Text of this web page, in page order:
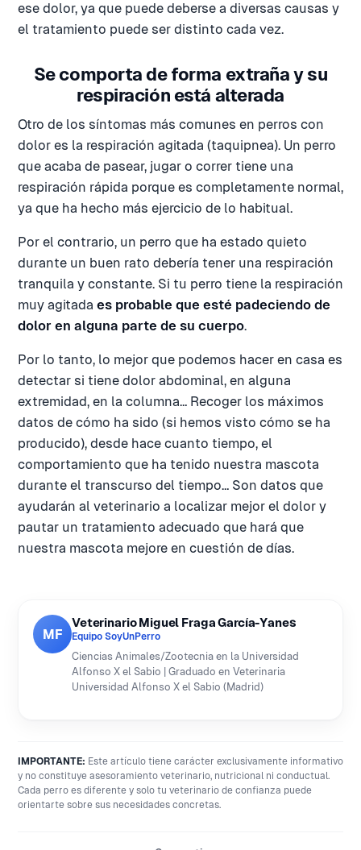
ese dolor, ya que puede deberse a diversas causas y
el tratamiento puede ser distinto cada vez.
Se comporta de forma extraña y su
respiración está alterada
Otro de los síntomas más comunes en perros con
dolor es la respiración agitada (taquipnea). Un perro
que acaba de pasear, jugar o correr tiene una
respiración rápida porque es completamente normal,
ya que ha hecho más ejercicio de lo habitual.
Por el contrario, un perro que ha estado quieto
durante un buen rato debería tener una respiración
tranquila y constante. Si tu perro tiene la respiración
muy agitada es probable que esté padeciendo de
dolor en alguna parte de su cuerpo.
Por lo tanto, lo mejor que podemos hacer en casa es
detectar si tiene dolor abdominal, en alguna
extremidad, en la columna… Recoger los máximos
datos de cómo ha sido (si hemos visto cómo se ha
producido), desde hace cuanto tiempo, el
comportamiento que ha tenido nuestra mascota
durante el transcurso del tiempo… Son datos que
ayudarán al veterinario a localizar mejor el dolor y
pautar un tratamiento adecuado que hará que
nuestra mascota mejore en cuestión de días.
MF
Veterinario Miguel Fraga García-Yanes
Equipo SoyUnPerro
Ciencias Animales/Zootecnia en la Universidad
Alfonso X el Sabio | Graduado en Veterinaria
Universidad Alfonso X el Sabio (Madrid)
IMPORTANTE: Este artículo tiene carácter exclusivamente informativo
y no constituye asesoramiento veterinario, nutricional ni conductual.
Cada perro es diferente y solo tu veterinario de confianza puede
orientarte sobre sus necesidades concretas.